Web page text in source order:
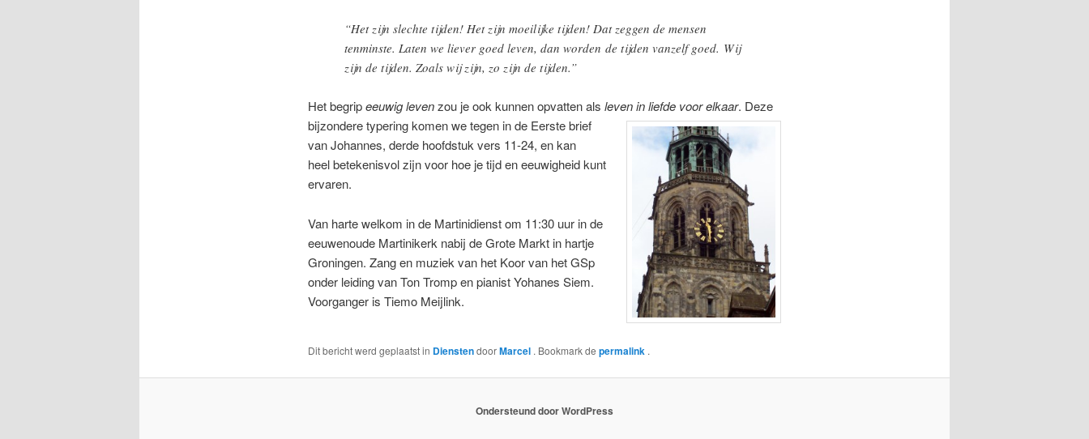
“Het zijn slechte tijden! Het zijn moeilijke tijden! Dat zeggen de mensen
tenminste. Laten we liever goed leven, dan worden de tijden vanzelf goed. Wij
zijn de tijden. Zoals wij zijn, zo zijn de tijden.”
Het begripeeuwig levenzou je ook kunnen opvatten als leven in liefde voor elkaar. Deze
bijzondere typering komen we tegen in de Eerste brief
van Johannes, derde hoofdstuk vers 11-24, en kan
heel betekenisvol zijn voor hoe je tijd en eeuwigheid kunt
ervaren.
Van harte welkom in de Martinidienst om 11:30 uur in de
eeuwenoude Martinikerk nabij de Grote Markt in hartje
Groningen. Zang en muziek van het Koor van het GSp
onder leiding van Ton Tromp en pianist Yohanes Siem.
Voorganger is Tiemo Meijlink.
Dit bericht werd geplaatst in DienstendoorMarcel . Bookmark de permalink .
Ondersteund door WordPress